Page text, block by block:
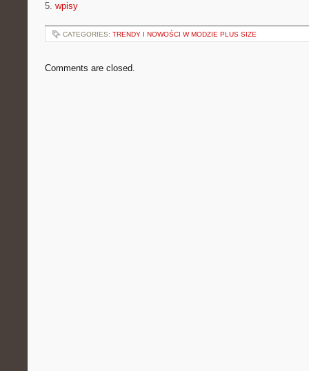
5. wpisy
CATEGORIES: TRENDY I NOWOŚCI W MODZIE PLUS SIZE
Comments are closed.